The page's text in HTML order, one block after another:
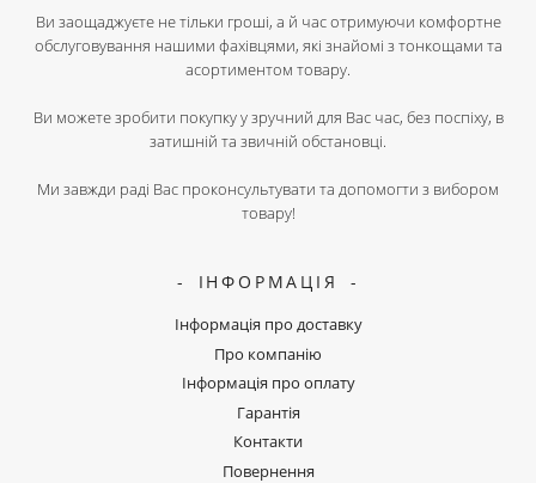
Ви заощаджуєте не тільки гроші, а й час отримуючи комфортне
обслуговування нашими фахівцями, які знайомі з тонкощами та
асортиментом товару.
Ви можете зробити покупку у зручний для Вас час, без поспіху, в
затишній та звичній обстановці.
Ми завжди раді Вас проконсультувати та допомогти з вибором
товару!
ІНФОРМАЦІЯ
Інформація про доставку
Про компанію
Інформація про оплату
Гарантія
Контакти
Повернення